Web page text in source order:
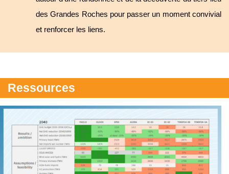
des Grandes Roches pour passer un moment convivial
et renforcer les liens.
Ressources